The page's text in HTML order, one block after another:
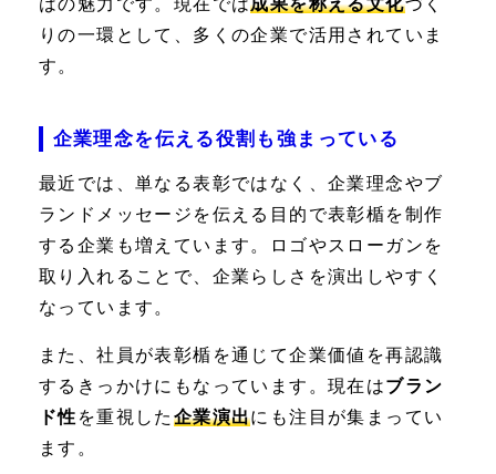
はの魅力です。現在では成果を称える文化づく
りの一環として、多くの企業で活用されていま
す。
企業理念を伝える役割も強まっている
最近では、単なる表彰ではなく、企業理念やブ
ランドメッセージを伝える目的で表彰楯を制作
する企業も増えています。ロゴやスローガンを
取り入れることで、企業らしさを演出しやすく
なっています。
また、社員が表彰楯を通じて企業価値を再認識
するきっかけにもなっています。現在はブラン
ド性 を重視した 企業演出にも注目が集まってい
ます。